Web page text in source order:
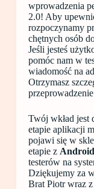
wprowadzenia
2.0! Aby
rozpoczynamy
chętnych osób
Jeśli jesteś
pomóc nam w
wiadomość na
Otrzymasz
Twój wkład jest
etapie aplikacji
pojawi się w
etapie z
testerów na
Dziękujemy za
Brat Piotr wraz z